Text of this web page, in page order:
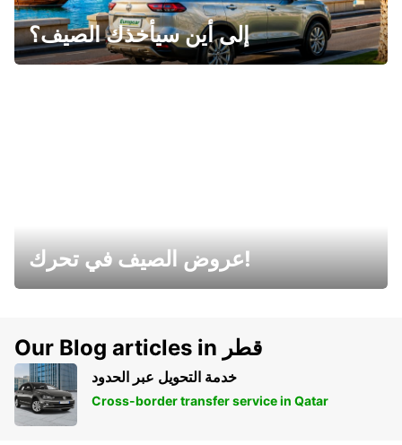
إلى أين سيأخذك الصيف؟
عروض الصيف في تحرك!
Our Blog articles in قطر
خدمة التحويل عبر الحدود
Cross-border transfer service in Qatar